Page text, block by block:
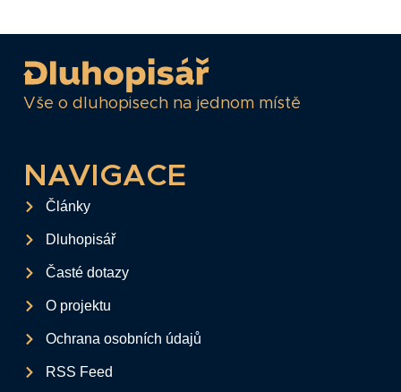
Vše o dluhopisech na jednom místě
NAVIGACE
Články
Dluhopisář
Časté dotazy
O projektu
Ochrana osobních údajů
RSS Feed